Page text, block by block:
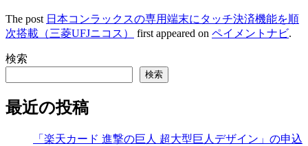
The post 日本コンラックスの専用端末にタッチ決済機能を順
次搭載（三菱UFJニコス）
first appeared on ペイメントナビ.
検索
検索
最近の投稿
「楽天カード 進撃の巨人 超大型巨人デザイン」の申込